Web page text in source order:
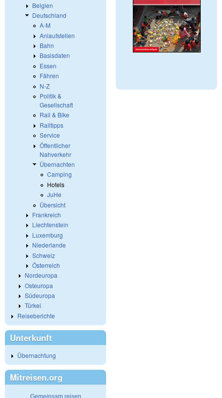
Belgien
Deutschland
A-M
Anlaufstellen
Bahn
Basisdaten
Essen
Fähren
N-Z
Politik &
Gesellschaft
Rail & Bike
Railtipps
Service
Öffentlicher
Nahverkehr
Übernachten
Camping
Hotels
JuHe
Übersicht
Frankreich
Liechtenstein
Luxemburg
Niederlande
Schweiz
Österreich
Nordeuropa
Osteuropa
Südeuropa
Türkei
Reiseberichte
Unterkunft
Übernachtung
Mitreisen.org
Gemeinsam reisen